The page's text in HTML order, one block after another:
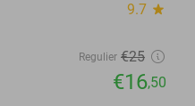
9.7 star
Regulier €25
€16,50